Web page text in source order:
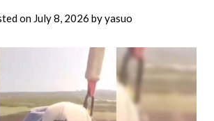
on July 8, 2026 byyasuo